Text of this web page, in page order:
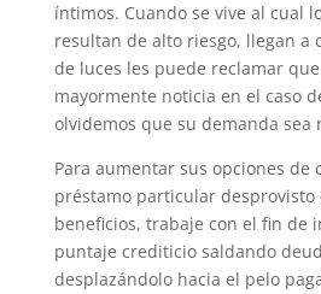
íntimos. Cuando se vive al cual
resultan de alto riesgo, llegan a
de luces les puede reclamar
mayormente noticia en el caso
olvidemos que su demanda sea
Para aumentar sus opciones de
préstamo particular desprovisto
beneficios, trabaje con el fin de
puntaje crediticio saldando
desplazándolo hacia el pelo